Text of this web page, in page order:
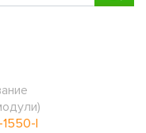
1550-I